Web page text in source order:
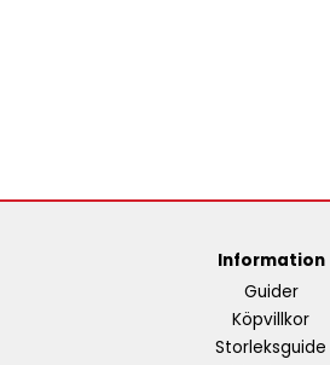
Information
Guider
Köpvillkor
Storleksguide